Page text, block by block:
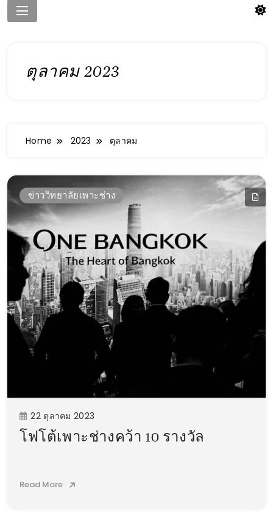
ตุลาคม 2023
Home 2023 ตุลาคม
ข่าววิทยาลัยเพาะช่าง
22 ตุลาคม 2023
โฟโต้เพาะช่างคว้า 10 รางวัล
Read More